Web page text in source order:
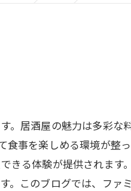
。居酒屋の魅力は多彩な
事を楽しめる環境が整
きる体験が提供されます
。このブログでは、ファ